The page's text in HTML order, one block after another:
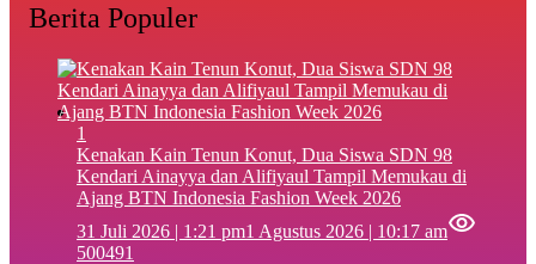
Berita Populer
1
‎Kenakan Kain Tenun Konut, Dua Siswa SDN 98
Kendari Ainayya dan Alifiyaul Tampil Memukau di
Ajang BTN Indonesia Fashion Week 2026
31 Juli 2026 | 1:21 pm1 Agustus 2026 | 10:17 am
500491